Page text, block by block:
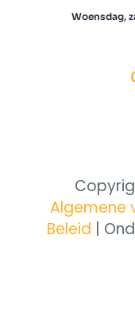
Woensdag,
Algemene
Beleid |